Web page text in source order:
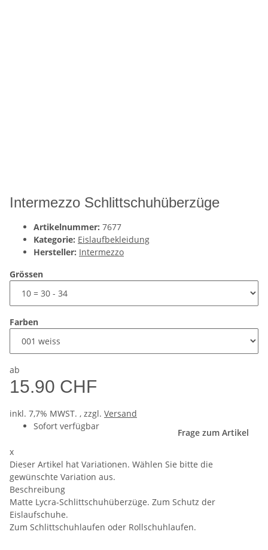
Intermezzo Schlittschuhüberzüge
Artikelnummer: 7677
Kategorie: Eislaufbekleidung
Hersteller: Intermezzo
Grössen
Farben
ab
15.90 CHF
inkl. 7,7% MWST. , zzgl. Versand
Sofort verfügbar
Frage zum Artikel
x
Dieser Artikel hat Variationen. Wählen Sie bitte die
gewünschte Variation aus.
Beschreibung
Matte Lycra-Schlittschuhüberzüge. Zum Schutz der
Eislaufschuhe.
Zum Schlittschuhlaufen oder Rollschuhlaufen.